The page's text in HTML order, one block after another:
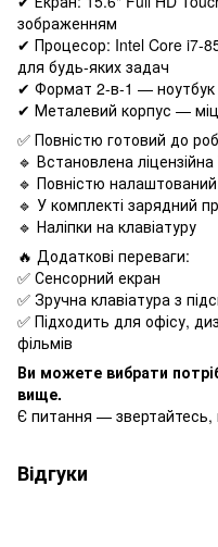
зображенням
✔ Процесор: Intel Core i7-
для будь-яких задач
✔ Формат 2-в-1 — ноутбук
✔ Металевий корпус —
✅ Повністю готовий до
🔹 Встановлена
🔹 Повністю
🔹 У комплекті зарядний
🔹 Наліпки на клавіатуру
🔥 Додаткові переваги:
✅ Сенсорний екран
✅ Зручна клавіатура з
✅ Підходить для офісу,
фільмів
Ви можете вибрати
вище.
Є питання — звертайтесь,
Відгуки